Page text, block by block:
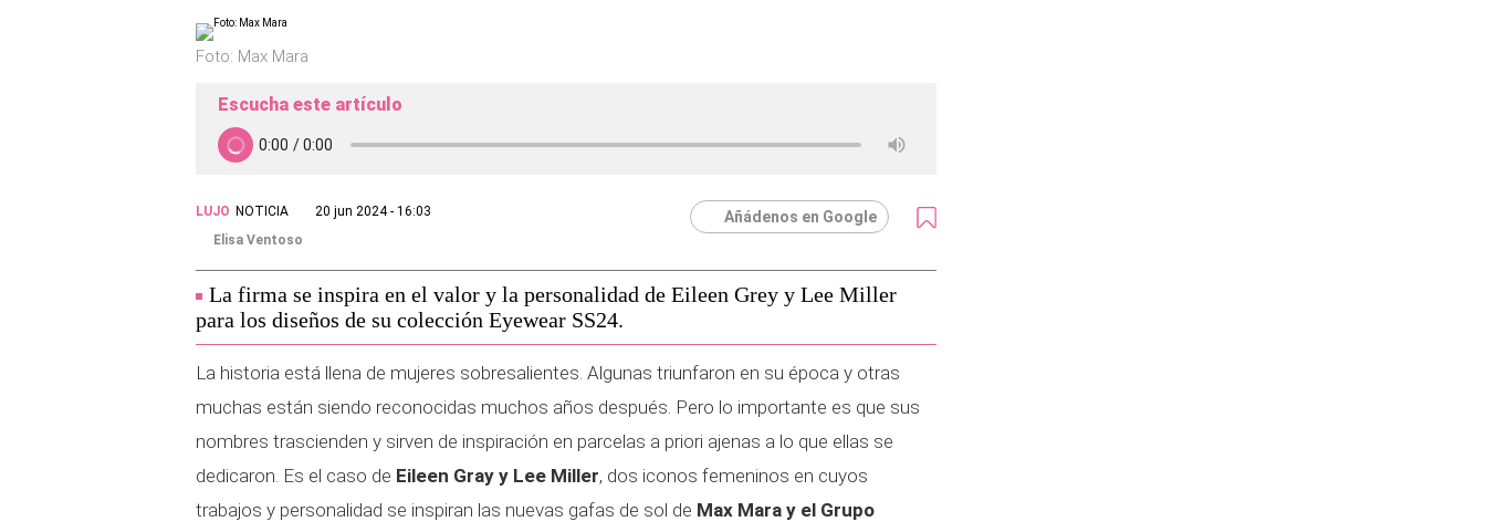
Foto: Max Mara
Escucha este artículo
LUJO NOTICIA
20 jun 2024 - 16:03
Elisa Ventoso
Añádenos en Google
La firma se inspira en el valor y la personalidad de Eileen Grey y Lee Miller
para los diseños de su colección Eyewear SS24.
La historia está llena de mujeres sobresalientes. Algunas triunfaron en su época y otras
muchas están siendo reconocidas muchos años después. Pero lo importante es que sus
nombres trascienden y sirven de inspiración en parcelas a priori ajenas a lo que ellas se
dedicaron. Es el caso de Eileen Gray y Lee Miller, dos iconos femeninos en cuyos
trabajos y personalidad se inspiran las nuevas gafas de sol de Max Mara y el Grupo